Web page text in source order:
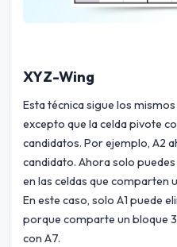
XYZ-Wing
Esta técnica sigue los
excepto que la celda pivote
candidatos. Por ejemplo, A2
candidato. Ahora solo
en las celdas que comparten
En este caso, solo A1 puede
porque comparte un bloque
con A7.